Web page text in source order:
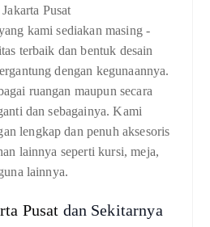
kami sediakan masing -
terbaik dan bentuk desain
dengan kegunaannya.
ruangan maupun secara
dan sebagainya. Kami
lengkap dan penuh aksesoris
lainnya seperti kursi, meja,
lainnya.
Pusat dan Sekitarnya